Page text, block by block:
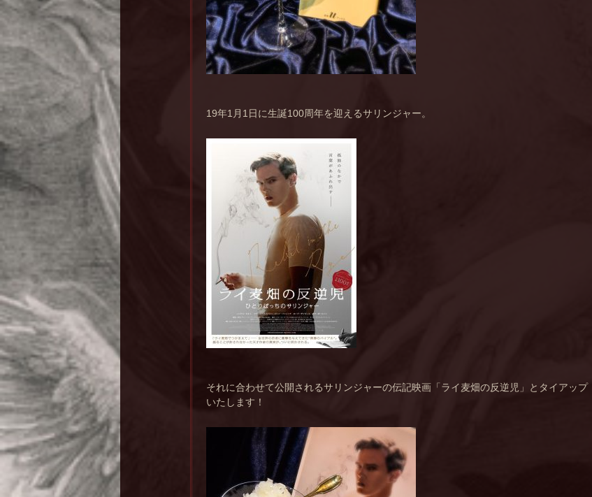
19年1月1日に生誕100周年を迎えるサリンジャー。
それに合わせて公開されるサリンジャーの伝記映画「ライ麦畑の反逆児」とタイアップ
いたします！